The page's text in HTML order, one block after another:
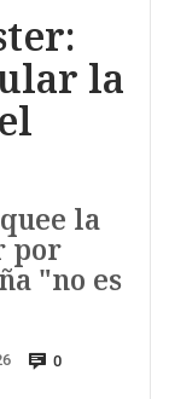
la
la
por
"no es
0